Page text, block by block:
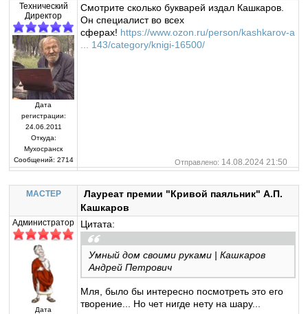
Технический
Директор
Дата
регистрации:
24.06.2011
Откуда:
Мухосранск
Сообщений: 2714
Смотрите сколько букварей издал Кашкаров.
Он специалист во всех
сферах! https://www.ozon.ru/person/kashkarov-a
... 143/category/knigi-16500/
Отправлено: 14.08.2024 21:50
MACTEP
Лауреат премии "Кривой паяльник" А.П.
Кашкаров
Администратор
Дата
Цитата:
Умный дом своими руками | Кашкаров
Андрей Петрович
Мля, было бы интересно посмотреть это его
творение... Но чет нигде нету на шару...